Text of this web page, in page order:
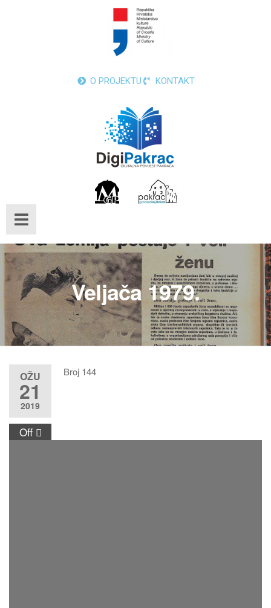
O PROJEKTU KONTAKT
Veljača 1979.
OŽU
21
2019
Off
Broj 144